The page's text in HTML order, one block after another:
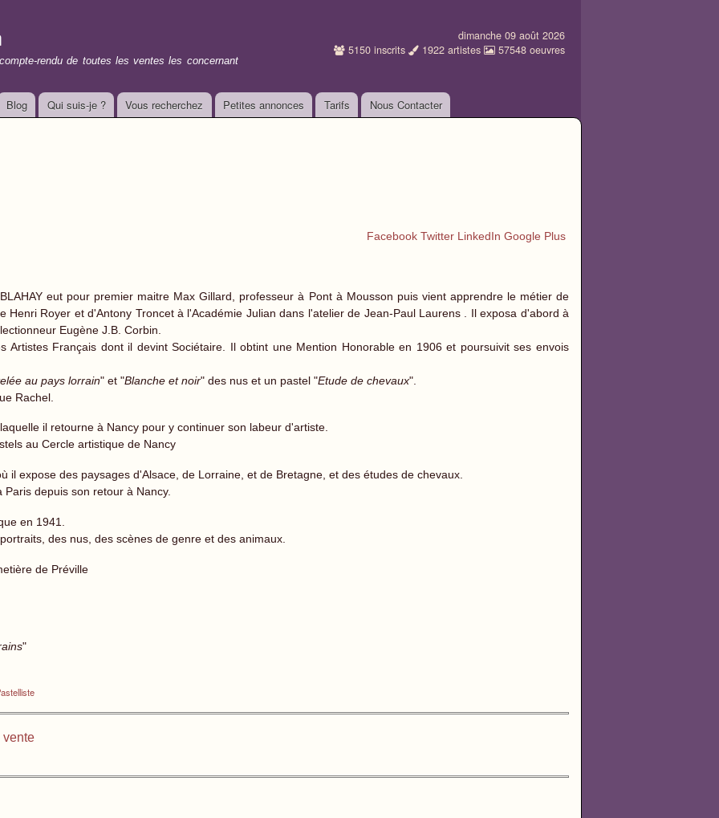
rendu de toutes les ventes les concernant
dimanche 09 août 2026
5150 inscrits 1922 artistes 57548 oeuvres
Blog Qui suis-je ? Vous recherchez Petites annonces Tarifs Nous Contacter
Facebook Twitter LinkedIn Google Plus
eut pour premier maitre Max Gillard, professeur à Pont à Mousson puis vient apprendre le métier de
Henri Royer et d'Antony Troncet à l'Académie Julian dans l'atelier de Jean-Paul Laurens . Il exposa d'abord à
Eugène J.B. Corbin.
Français dont il devint Sociétaire. Il obtint une Mention Honorable en 1906 et poursuivit ses envois
au pays lorrain" et "Blanche et noir" des nus et un pastel "Etude de chevaux".
Rachel.
il retourne à Nancy pour y continuer son labeur d'artiste.
au Cercle artistique de Nancy
il expose des paysages d'Alsace, de Lorraine, et de Bretagne, et des études de chevaux.
depuis son retour à Nancy.
en 1941.
des nus, des scènes de genre et des animaux.
de Préville
"
vente